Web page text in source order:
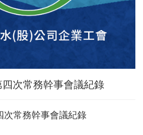
次常務幹事會議紀錄
次常務幹事會議紀錄